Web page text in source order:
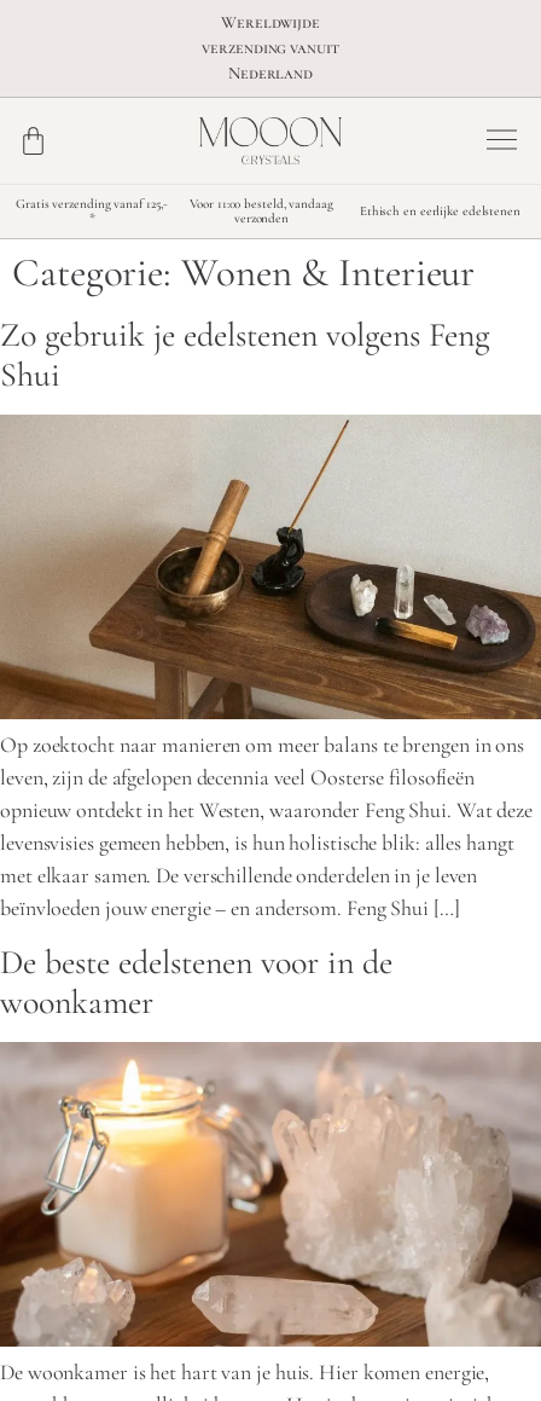
Wereldwijde
verzending vanuit
Nederland
Gratis verzending vanaf 125,-
*
Voor 11:00 besteld, vandaag
verzonden
Ethisch en eerlijke edelstenen
Categorie: Wonen & Interieur
Zo gebruik je edelstenen volgens Feng
Shui
Op zoektocht naar manieren om meer balans te brengen in ons
leven, zijn de afgelopen decennia veel Oosterse filosofieën
opnieuw ontdekt in het Westen, waaronder Feng Shui. Wat deze
levensvisies gemeen hebben, is hun holistische blik: alles hangt
met elkaar samen. De verschillende onderdelen in je leven
beïnvloeden jouw energie – en andersom. Feng Shui […]
De beste edelstenen voor in de
woonkamer
De woonkamer is het hart van je huis. Hier komen energie,